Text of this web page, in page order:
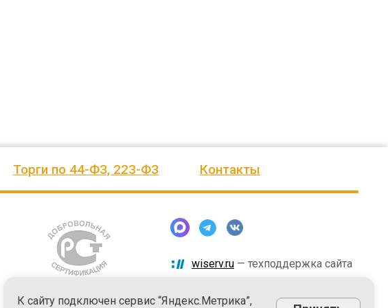
Торги по 44-ФЗ, 223-ФЗ Контакты
wiserv.ru — техподдержка сайта
К сайту подключен сервис “Яндекс.Метрика”,